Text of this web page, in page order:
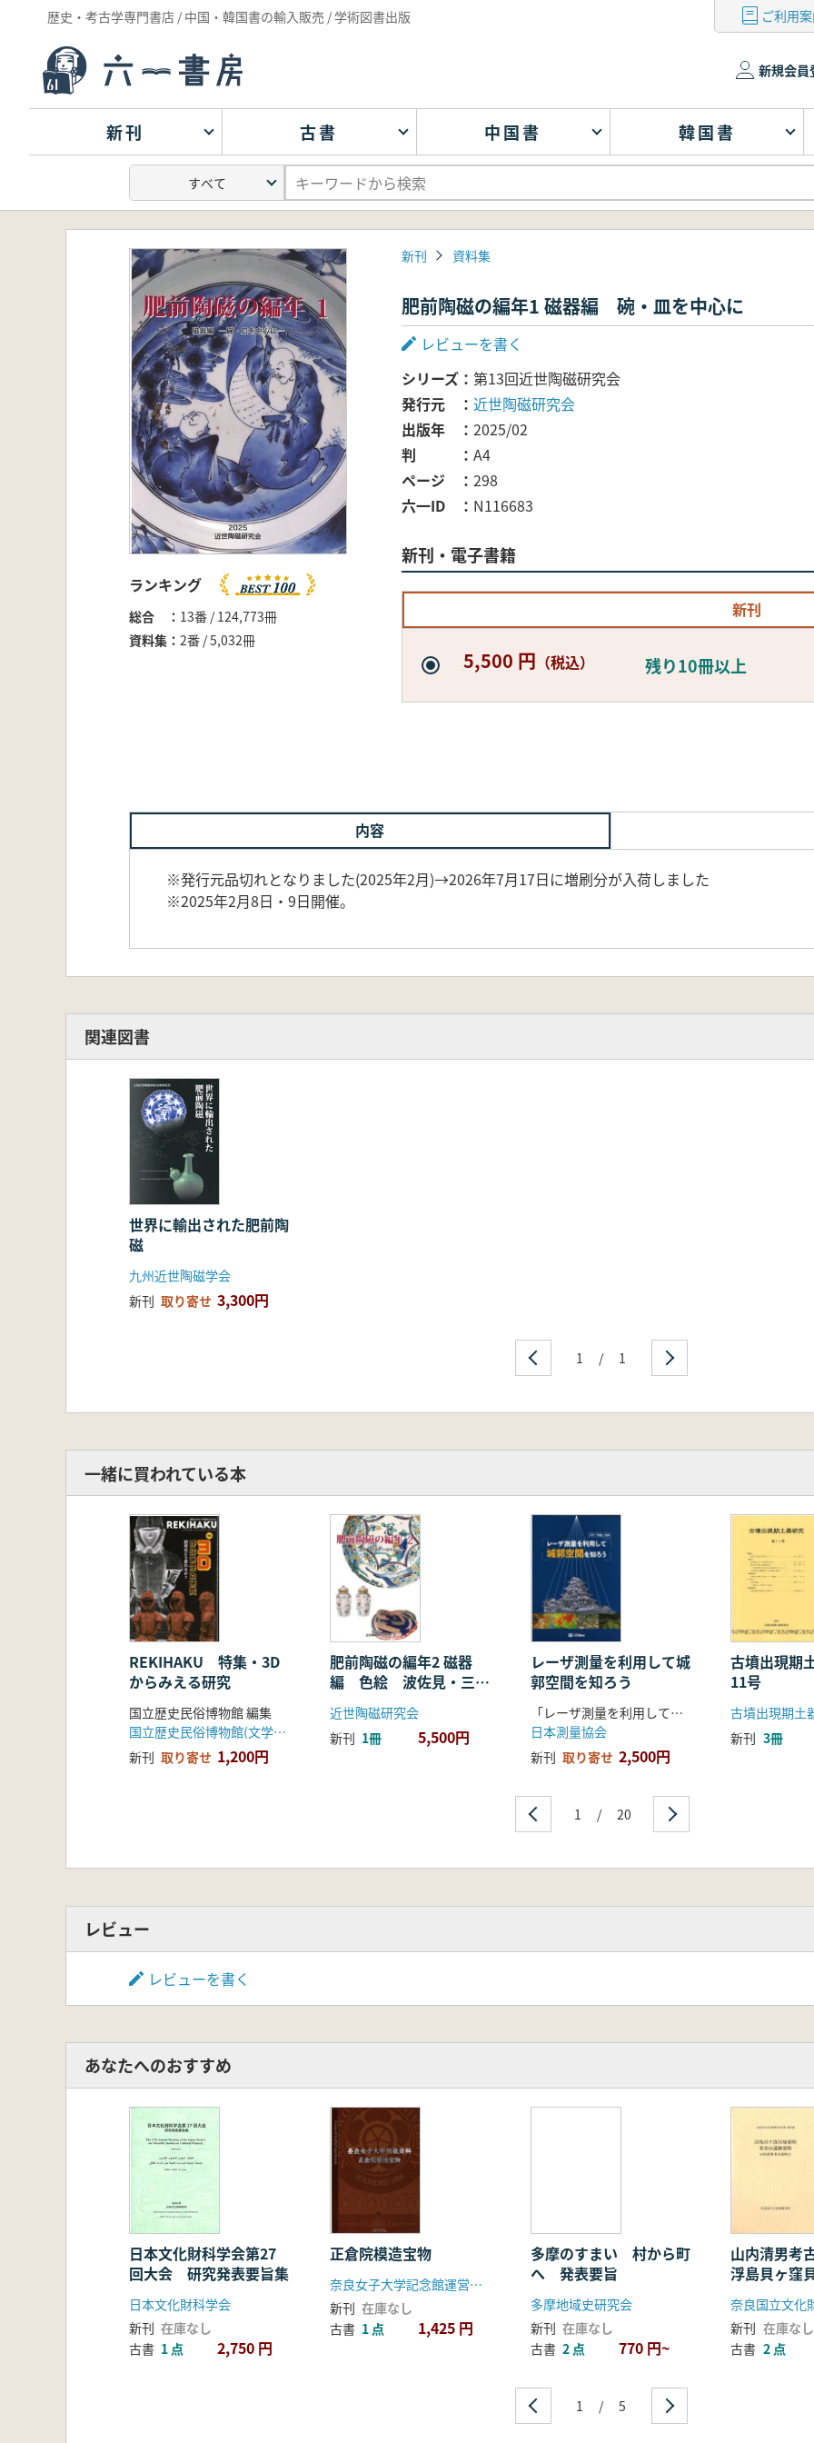
歴史・考古学専門書店 / 中国・韓国書の輸入販売 / 学術図書出版 ご利用
新規会員
新刊 古書 中国書 韓国書
ランキング
総合
13番 / 124,773冊
資料集
2番 / 5,032冊
新刊 資料集
肥前陶磁の編年1 磁器編 碗・皿を中心に
レビューを書く
シリーズ
第13回近世陶磁研究会
発行元
近世陶磁研究会
出版年
2025/02
判
A4
ページ
298
六一ID
N116683
新刊・電子書籍
新刊
5,500 円 （税込） 残り10冊以上
内容
※発行元品切れとなりました(2025年2月)→2026年7月17日に増刷分が入荷しました
※2025年2月8日・9日開催。
関連図書
世界に輸出された肥前陶
磁
九州近世陶磁学会
新刊 取り寄せ 3,300円
1 / 1
一緒に買われている本
REKIHAKU 特集・3D
からみえる研究
国立歴史民俗博物館 編集
国立歴史民俗博物館(文学通信)
新刊 取り寄せ 1,200円
肥前陶磁の編年2 磁器
編 色絵 波佐見・三川
近世陶磁研究会
新刊 1冊 5,500円
レーザ測量を利用して城
郭空間を知ろう
「レーザ測量を利用して城郭空間をみる」編集小委員会 企画・編集
日本測量協会
新刊 取り寄せ 2,500円
古墳出現期
11号
古墳出現期土
新刊 3冊
1 / 20
レビュー
レビューを書く
あなたへのおすすめ
日本文化財科学会第27
回大会 研究発表要旨集
日本文化財科学会
新刊 在庫なし
古書 1 点 2,750 円
正倉院模造宝物
奈良女子大学記念館運営委員会
新刊 在庫なし
古書 1 点 1,425 円
多摩のすまい 村から町
へ 発表要旨
多摩地域史研究会
新刊 在庫なし
古書 2 点 770 円~
山内清男
浮島貝ヶ窪
奈良国立文化
新刊 在庫なし
古書 2 点
1 / 5